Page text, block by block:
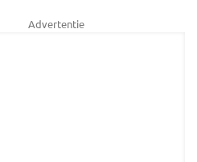
Advertentie